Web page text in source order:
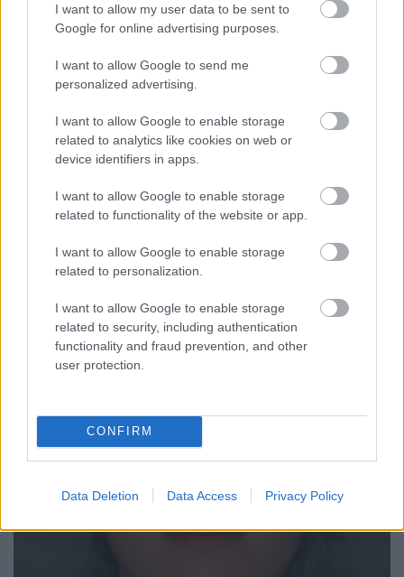
I want to allow my user data to be sent to
Google for online advertising purposes.
I want to allow Google to send me
personalized advertising.
I want to allow Google to enable storage
related to analytics like cookies on web or
device identifiers in apps.
I want to allow Google to enable storage
related to functionality of the website or app.
I want to allow Google to enable storage
related to personalization.
I want to allow Google to enable storage
related to security, including authentication
functionality and fraud prevention, and other
user protection.
CONFIRM
Data Deletion Data Access Privacy Policy
Ezután további, nem kifejezetten szép lányokat
raktam a csomagba, és ezt kaptam: